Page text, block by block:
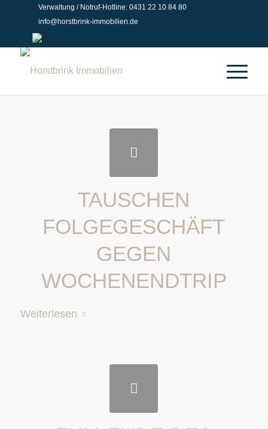
Verwaltung / Notruf-Hotline: 0431 22 10 84 80
info@horstbrink-immobilien.de
TAUSCHEN
FOLGEGESCHÄFT
GEGEN
WOCHENENDTRIP
Weiterlesen